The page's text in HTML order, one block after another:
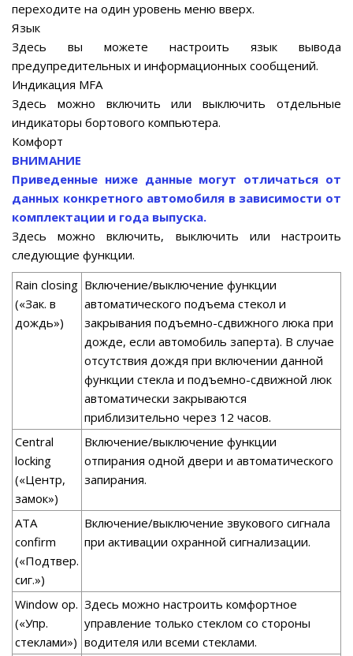
переходите на один уровень меню вверх.
Язык
Здесь вы можете настроить язык вывода
предупредительных и информационных сообщений.
Индикация MFA
Здесь можно включить или выключить отдельные
индикаторы бортового компьютера.
Комфорт
ВНИМАНИЕ
Приведенные ниже данные могут отличаться от
данных конкретного автомобиля в зависимости от
комплектации и года выпуска.
Здесь можно включить, выключить или настроить
следующие функции.
Rain closing
(«Зак. в
дождь»)
Включение/выключение функции
автоматического подъема стекол и
закрывания подъемно-сдвижного люка при
дожде, если автомобиль запертa). В случае
отсутствия дождя при включении данной
функции стекла и подъемно-сдвижной люк
автоматически закрываются
приблизительно через 12 часов.
Central
locking
(«Центр,
замок»)
Включение/выключение функции
отпирания одной двери и автоматического
запирания.
АТА
confirm
(«Подтвер.
сиг.»)
Включение/выключение звукового сигнала
при активации охранной сигнализации.
Window op.
(«Упр.
стеклами»)
Здесь можно настроить комфортное
управление только стеклом со стороны
водителя или всеми стеклами.